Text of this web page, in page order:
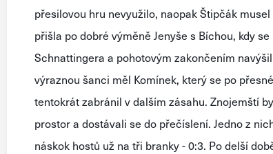
přesilovou hru nevyužilo, naopak Štipčák
přišla po dobré výměně Jenyše s Bíchou, kdy
Schnattingera a pohotovým zakončením
výraznou šanci měl Komínek, který se po
tentokrát zabránil v dalším zásahu. Znojemští
prostor a dostávali se do přečíslení. Jedno z
náskok hostů už na tři branky - 0:3. Po delší